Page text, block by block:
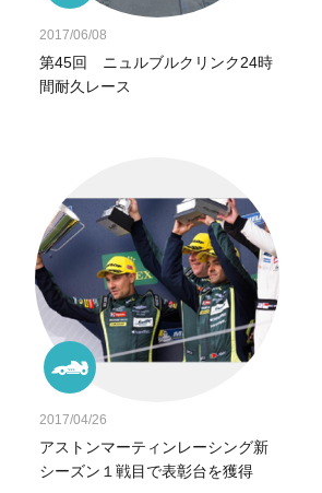
2017/06/08
第45回 ニュルブルクリンク24時
間耐久レース
2017/04/26
アストンマーティンレーシング新
シーズン１戦目で表彰台を獲得